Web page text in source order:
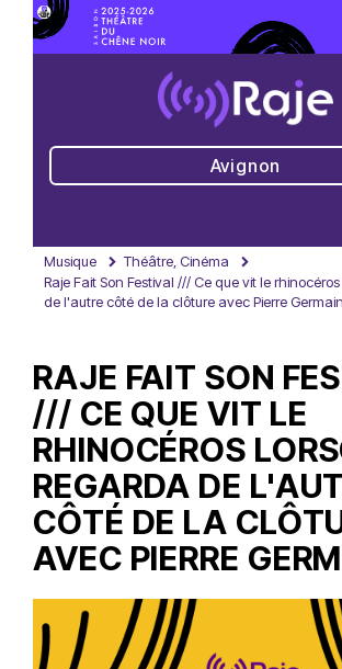
Avignon
Musique
Théâtre, Cinéma
Raje Fait Son Festival /// Ce que vit le
de l'autre côté de la clôture avec Pierre Germain
RAJE FAIT SON
/// CE QUE VIT LE
RHINOCÉROS
REGARDA DE
CÔTÉ DE LA
AVEC PIERRE